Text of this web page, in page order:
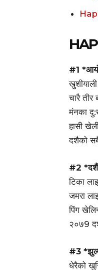
#1
खुशीयाली
चारै तीर
मंनका
हासी
दशैको
#2
टिका
जमरा
पिंग
२०७9
#3
धेरैको